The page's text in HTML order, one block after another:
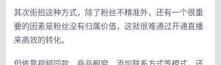
其次街拍这种方式，除了粉丝不精准外，还有一个很重
要的因素是粉丝没有归属价值，这就很难通过开通直播
来高效的转化。